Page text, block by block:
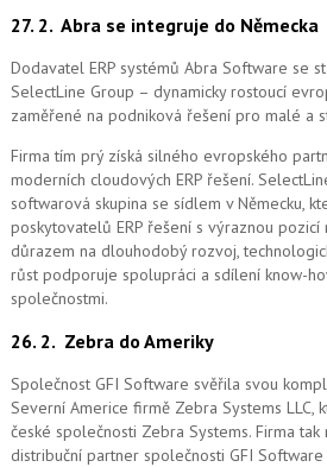
27. 2. Abra se integruje do Německa
Dodavatel ERP systémů Abra Software se
SelectLine Group – dynamicky rostoucí
zaměřené na podniková řešení pro malé a
Firma tím prý získá silného evropského
moderních cloudových ERP řešení.
softwarová skupina se sídlem v Německu,
poskytovatelů ERP řešení s výraznou pozicí
důrazem na dlouhodobý rozvoj,
růst podporuje spolupráci a sdílení know-
společnostmi.
26. 2. Zebra do Ameriky
Společnost GFI Software svěřila svou
Severní Americe firmě Zebra Systems LLC,
české společnosti Zebra Systems. Firma
distribuční partner společnosti GFI Software